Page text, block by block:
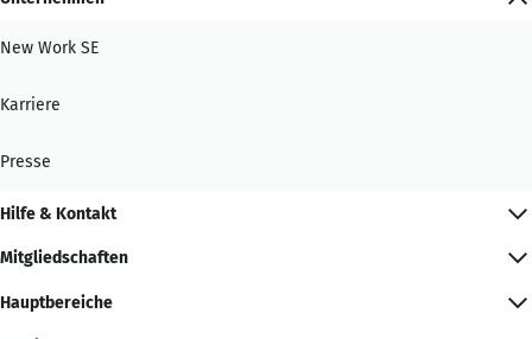
New Work SE
Karriere
Presse
Hilfe & Kontakt
Mitgliedschaften
Hauptbereiche